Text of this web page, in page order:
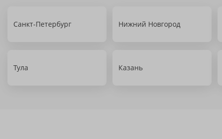
Санкт-Петербург Нижний Новгород
Тула Казань